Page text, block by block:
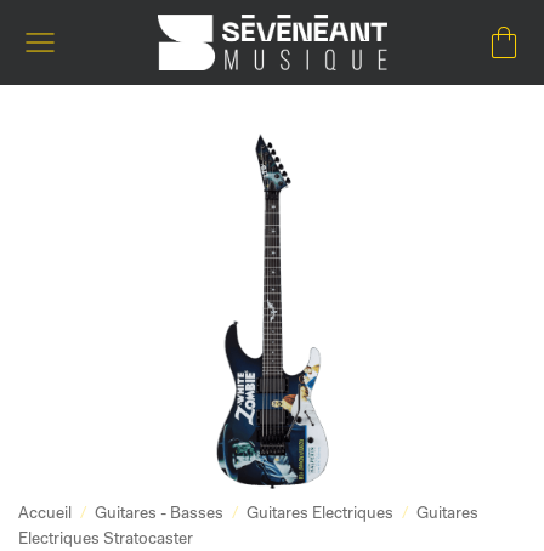
Accueil / Guitares - Basses / Guitares Electriques / Guitares
Electriques Stratocaster